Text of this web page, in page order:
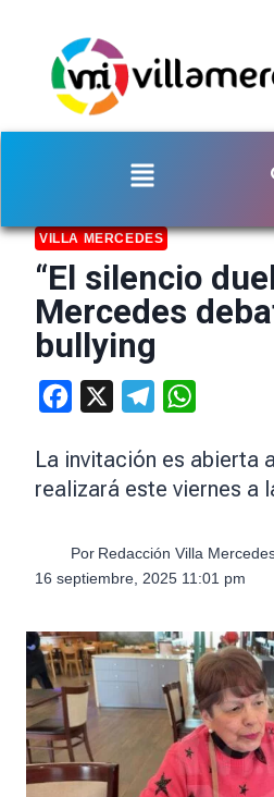
VILLA MERCEDES
“El silencio
Mercedes
bullying
Facebook Telegram
La invitación es abierta
realizará este viernes a
Por Redacción Villa
16 septiembre, 2025 11:01 pm